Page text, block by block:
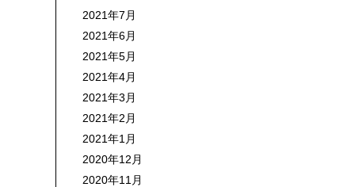
2021年7月
2021年6月
2021年5月
2021年4月
2021年3月
2021年2月
2021年1月
2020年12月
2020年11月